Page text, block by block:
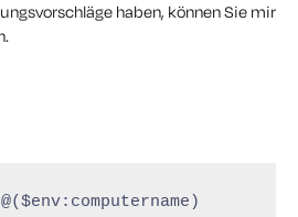
haben, können Sie mir